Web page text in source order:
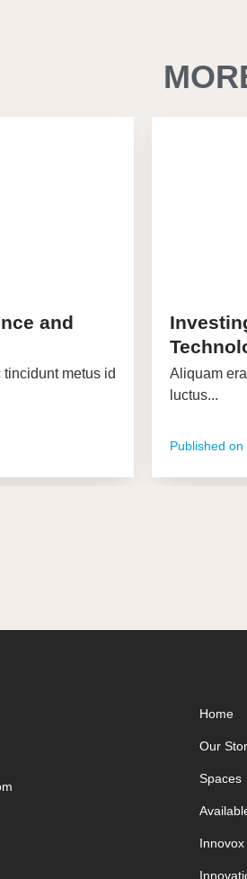
and
metus id
Aliquam
luctus...
Published on
Home
Our
Spaces
Innovox